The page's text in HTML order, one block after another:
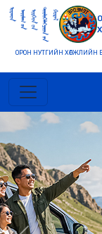
ОРОН НУТГИЙН ХӨГЖЛИЙН